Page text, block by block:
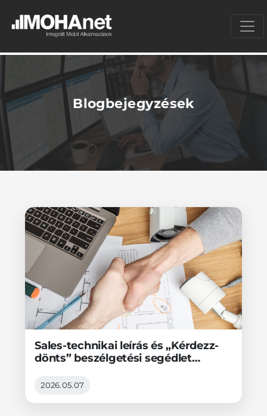
Blogbejegyzések
Sales-technikai leírás és „Kérdezz-
dönts” beszélgetési segédlet
2026.05.07